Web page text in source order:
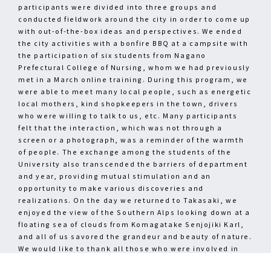
participants were divided into three groups and
conducted fieldwork around the city in order to come up
with out-of-the-box ideas and perspectives. We ended
the city activities with a bonfire BBQ at a campsite with
the participation of six students from Nagano
Prefectural College of Nursing, whom we had previously
met in a March online training. During this program, we
were able to meet many local people, such as energetic
local mothers, kind shopkeepers in the town, drivers
who were willing to talk to us, etc. Many participants
felt that the interaction, which was not through a
screen or a photograph, was a reminder of the warmth
of people. The exchange among the students of the
University also transcended the barriers of department
and year, providing mutual stimulation and an
opportunity to make various discoveries and
realizations. On the day we returned to Takasaki, we
enjoyed the view of the Southern Alps looking down at a
floating sea of clouds from Komagatake Senjojiki Karl,
and all of us savored the grandeur and beauty of nature.
We would like to thank all those who were involved in